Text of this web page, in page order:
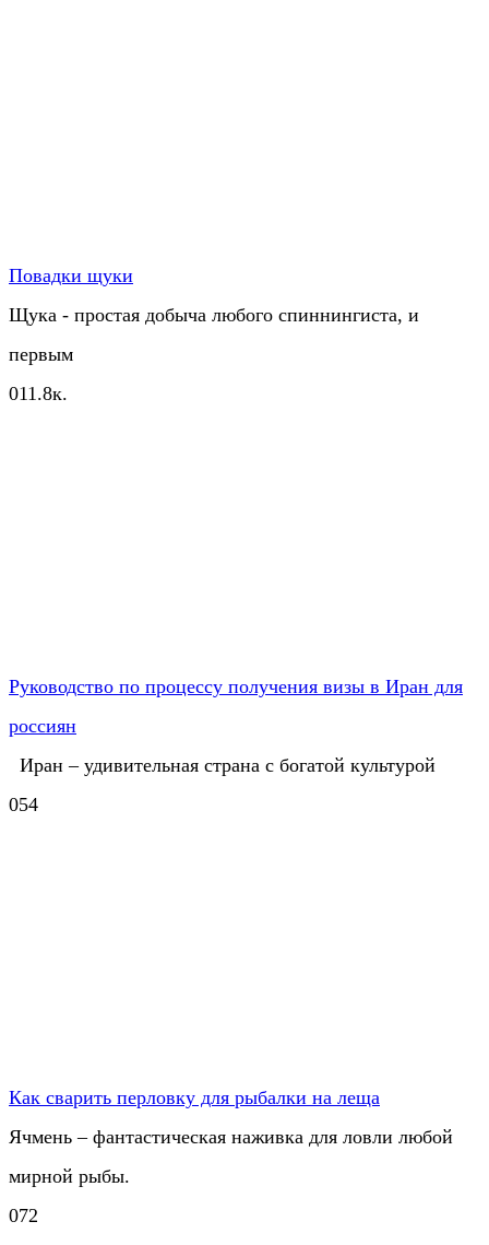
Повадки щуки
Щука - простая добыча любого спиннингиста, и
первым
011.8к.
Руководство по процессу получения визы в Иран для
россиян
Иран – удивительная страна с богатой культурой
054
Как сварить перловку для рыбалки на леща
Ячмень – фантастическая наживка для ловли любой
мирной рыбы.
072